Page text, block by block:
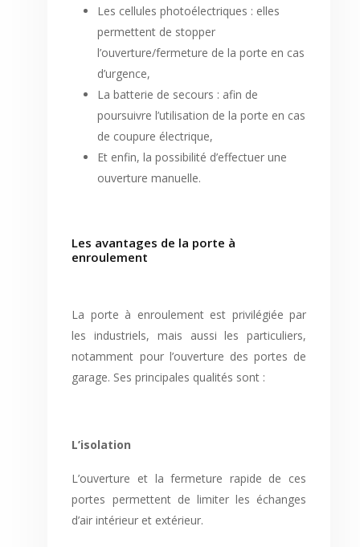
Les cellules photoélectriques : elles
permettent de stopper
l’ouverture/fermeture de la porte en cas
d’urgence,
La batterie de secours : afin de
poursuivre l’utilisation de la porte en cas
de coupure électrique,
Et enfin, la possibilité d’effectuer une
ouverture manuelle.
Les avantages de la porte à
enroulement
La porte à enroulement est privilégiée par
les industriels, mais aussi les particuliers,
notamment pour l’ouverture des portes de
garage. Ses principales qualités sont :
L’isolation
L’ouverture et la fermeture rapide de ces
portes permettent de limiter les échanges
d’air intérieur et extérieur.